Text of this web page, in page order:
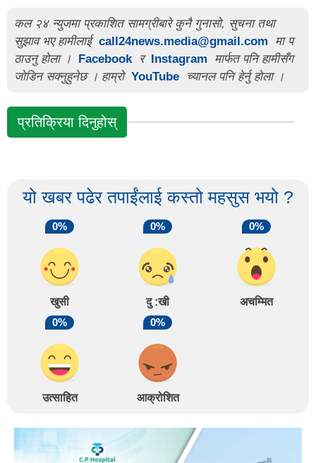
कल २४ न्युजमा प्रकाशित सामग्रीबारे कुनै गुनासो, सुचना तथा
सुझाव भए हामीलाई call24news.media@gmail.com
मा प
ठाउनु होला ।
Facebook र Instagram
मार्फत पनि हामीसँग
जोडिन सक्नुहुनेछ । हाम्रो YouTube च्यानल पनि हेर्नु होला ।
प्रतिक्रिया दिनुहोस्
यो खबर पढेर तपाईंलाई कस्तो महसुस भयो ?
0%
खुसी
0%
दु :खी
0%
अचम्मित
0%
उत्साहित
0%
आक्रोशित